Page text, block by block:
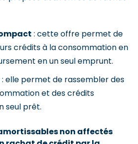
: cette offre permet de
crédits à la consommation en
en un seul emprunt.
: elle permet de rassembler des
et des crédits
seul prêt.
non affectés